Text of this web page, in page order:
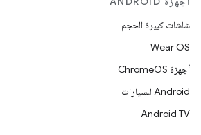
شاشات كبيرة الحجم
Wear OS
أجهزة ChromeOS
Android للسيارات
Android TV